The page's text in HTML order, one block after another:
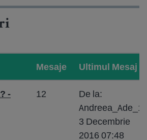
Mesaje Ultimul Mesaj
-
12
De la:
Andreea_Ade_1
3 Decembrie
2016 07:48